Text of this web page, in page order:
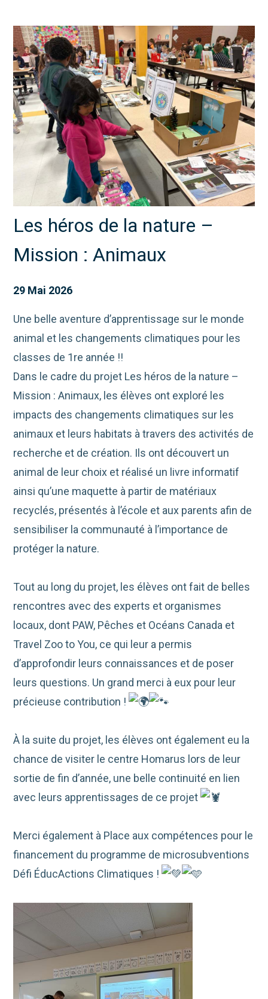
Les héros de la nature –
Mission : Animaux
29 Mai 2026
Une belle aventure d’apprentissage sur le monde
animal et les changements climatiques pour les
classes de 1re année !!
Dans le cadre du projet Les héros de la nature –
Mission : Animaux, les élèves ont exploré les
impacts des changements climatiques sur les
animaux et leurs habitats à travers des activités de
recherche et de création. Ils ont découvert un
animal de leur choix et réalisé un livre informatif
ainsi qu’une maquette à partir de matériaux
recyclés, présentés à l’école et aux parents afin de
sensibiliser la communauté à l’importance de
protéger la nature.
Tout au long du projet, les élèves ont fait de belles
rencontres avec des experts et organismes
locaux, dont PAW, Pêches et Océans Canada et
Travel Zoo to You, ce qui leur a permis
d’approfondir leurs connaissances et de poser
leurs questions. Un grand merci à eux pour leur
précieuse contribution !
À la suite du projet, les élèves ont également eu la
chance de visiter le centre Homarus lors de leur
sortie de fin d’année, une belle continuité en lien
avec leurs apprentissages de ce projet
Merci également à Place aux compétences pour le
financement du programme de microsubventions
Défi ÉducActions Climatiques !